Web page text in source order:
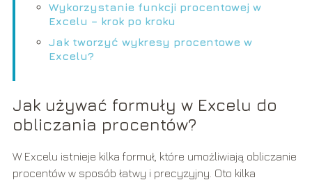
Wykorzystanie funkcji procentowej w
Excelu – krok po kroku
Jak tworzyć wykresy procentowe w
Excelu?
Jak używać formuły w Excelu do
obliczania procentów?
W Excelu istnieje kilka formuł, które umożliwiają obliczanie
procentów w sposób łatwy i precyzyjny. Oto kilka